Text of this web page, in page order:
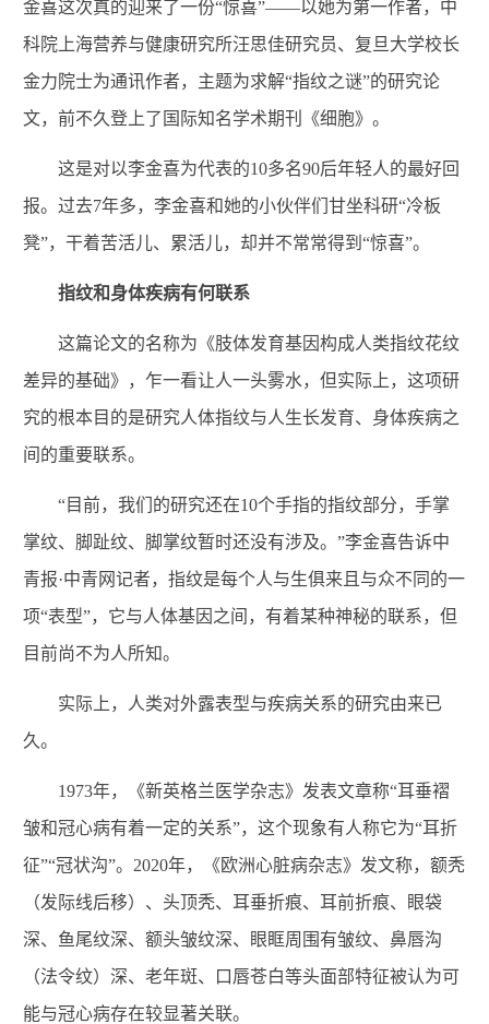
金喜这次真的迎来了一份“惊喜”——以她为第一作者，中
科院上海营养与健康研究所汪思佳研究员、复旦大学校长
金力院士为通讯作者，主题为求解“指纹之谜”的研究论
文，前不久登上了国际知名学术期刊《细胞》。
这是对以李金喜为代表的10多名90后年轻人的最好回
报。过去7年多，李金喜和她的小伙伴们甘坐科研“冷板
凳”，干着苦活儿、累活儿，却并不常常得到“惊喜”。
指纹和身体疾病有何联系
这篇论文的名称为《肢体发育基因构成人类指纹花纹
差异的基础》，乍一看让人一头雾水，但实际上，这项研
究的根本目的是研究人体指纹与人生长发育、身体疾病之
间的重要联系。
“目前，我们的研究还在10个手指的指纹部分，手掌
掌纹、脚趾纹、脚掌纹暂时还没有涉及。”李金喜告诉中
青报·中青网记者，指纹是每个人与生俱来且与众不同的一
项“表型”，它与人体基因之间，有着某种神秘的联系，但
目前尚不为人所知。
实际上，人类对外露表型与疾病关系的研究由来已
久。
1973年，《新英格兰医学杂志》发表文章称“耳垂褶
皱和冠心病有着一定的关系”，这个现象有人称它为“耳折
征”“冠状沟”。2020年，《欧洲心脏病杂志》发文称，额秃
（发际线后移）、头顶秃、耳垂折痕、耳前折痕、眼袋
深、鱼尾纹深、额头皱纹深、眼眶周围有皱纹、鼻唇沟
（法令纹）深、老年斑、口唇苍白等头面部特征被认为可
能与冠心病存在较显著关联。